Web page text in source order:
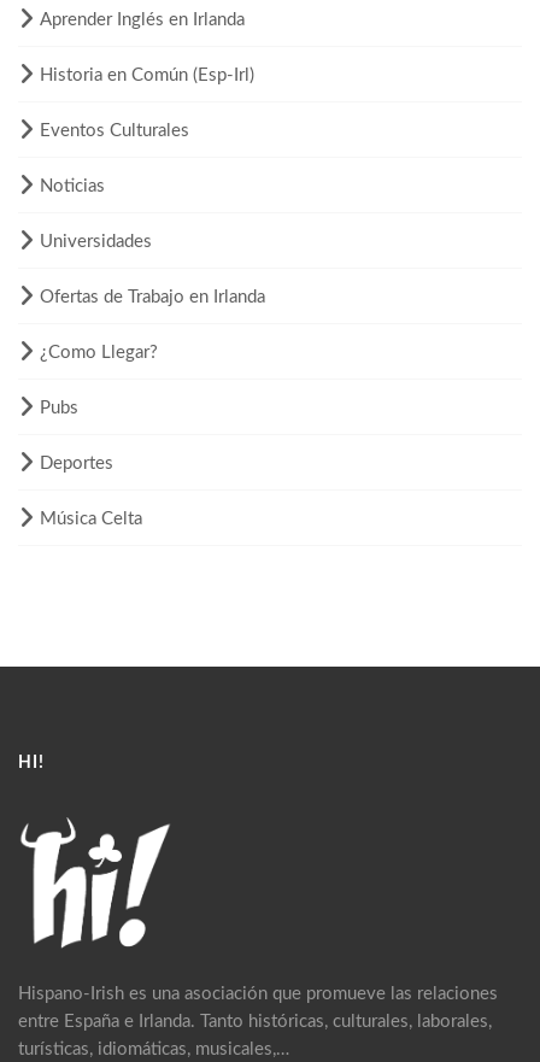
Aprender Inglés en Irlanda
Historia en Común (Esp-Irl)
Eventos Culturales
Noticias
Universidades
Ofertas de Trabajo en Irlanda
¿Como Llegar?
Pubs
Deportes
Música Celta
HI!
Hispano-Irish es una asociación que promueve las relaciones
entre España e Irlanda. Tanto históricas, culturales, laborales,
turísticas, idiomáticas, musicales,…